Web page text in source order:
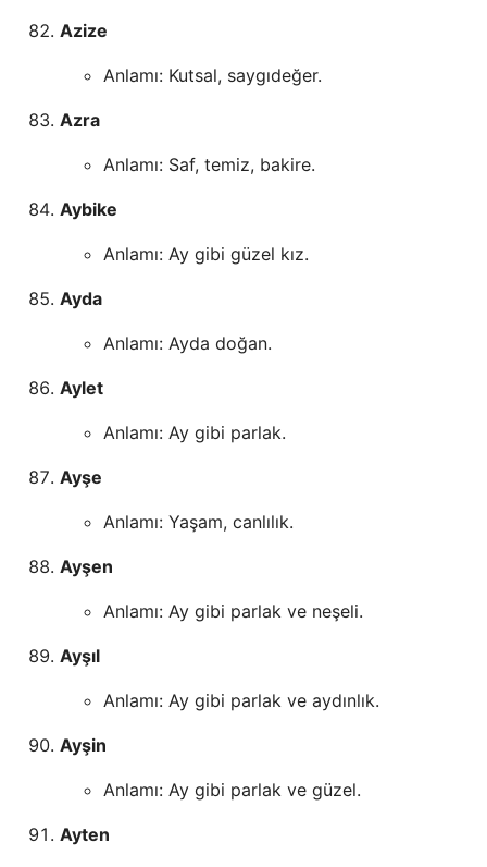
Azize
Anlamı: Kutsal, saygıdeğer.
Azra
Anlamı: Saf, temiz, bakire.
Aybike
Anlamı: Ay gibi güzel kız.
Ayda
Anlamı: Ayda doğan.
Aylet
Anlamı: Ay gibi parlak.
Ayşe
Anlamı: Yaşam, canlılık.
Ayşen
Anlamı: Ay gibi parlak ve neşeli.
Ayşıl
Anlamı: Ay gibi parlak ve aydınlık.
Ayşin
Anlamı: Ay gibi parlak ve güzel.
Ayten